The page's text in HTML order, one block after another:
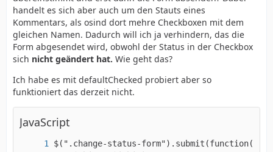
handelt es sich aber auch um den Stauts eines
Kommentars, als osind dort mehre Checkboxen mit dem
gleichen Namen. Dadurch will ich ja verhindern, das die
Form abgesendet wird, obwohl der Status in der Checkbox
sich nicht geändert hat. Wie geht das?
Ich habe es mit defaultChecked probiert aber so
funktioniert das derzeit nicht.
JavaScript